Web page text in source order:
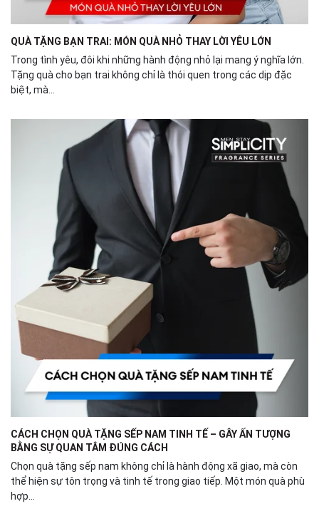
QUÀ TẶNG BẠN TRAI: MÓN QUÀ NHỎ THAY LỜI YÊU LỚN
Trong tình yêu, đôi khi những hành động nhỏ lại mang ý nghĩa lớn.
Tặng quà cho bạn trai không chỉ là thói quen trong các dịp đặc
biệt, mà...
CÁCH CHỌN QUÀ TẶNG SẾP NAM TINH TẾ – GÂY ẤN TƯỢNG
BẰNG SỰ QUAN TÂM ĐÚNG CÁCH
Chọn quà tặng sếp nam không chỉ là hành động xã giao, mà còn
thể hiện sự tôn trọng và tinh tế trong giao tiếp. Một món quà phù
hợp...